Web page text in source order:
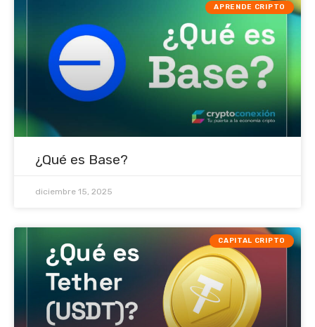
APRENDE CRIPTO
¿Qué es Base?
diciembre 15, 2025
CAPITAL CRIPTO